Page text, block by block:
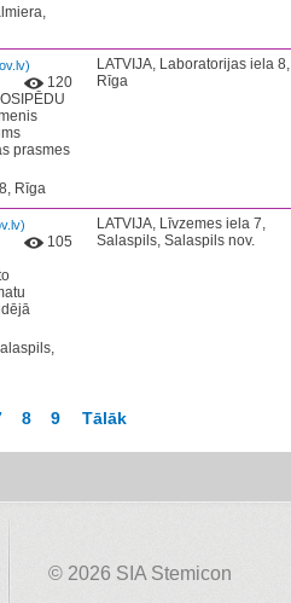
120
prasmes
Rīga
LATVIJA, Laboratorijas iela 8,
Rīga
105
LATVIJA, Līvzemes iela 7,
Salaspils, Salaspils nov.
8 9 Tālāk
© 2026 SIA Stemicon